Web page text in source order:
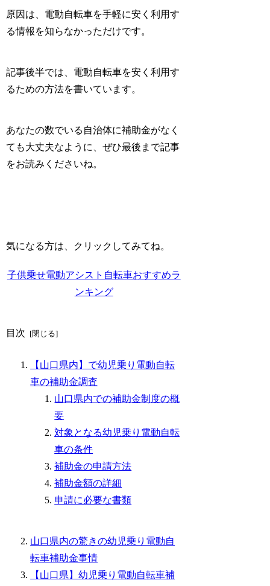
原因は、電動自転車を手軽に安く利用す
る情報を知らなかっただけです。
記事後半では、電動自転車を安く利用す
るための方法を書いています。
あなたの数でいる自治体に補助金がなく
ても大丈夫なように、ぜひ最後まで記事
をお読みくださいね。
気になる方は、クリックしてみてね。
子供乗せ電動アシスト自転車おすすめラ
ンキング
目次
【山口県内】で幼児乗り電動自転
車の補助金調査
山口県内での補助金制度の概
要
対象となる幼児乗り電動自転
車の条件
補助金の申請方法
補助金額の詳細
申請に必要な書類
山口県内の驚きの幼児乗り電動自
転車補助金事情
【山口県】幼児乗り電動自転車補